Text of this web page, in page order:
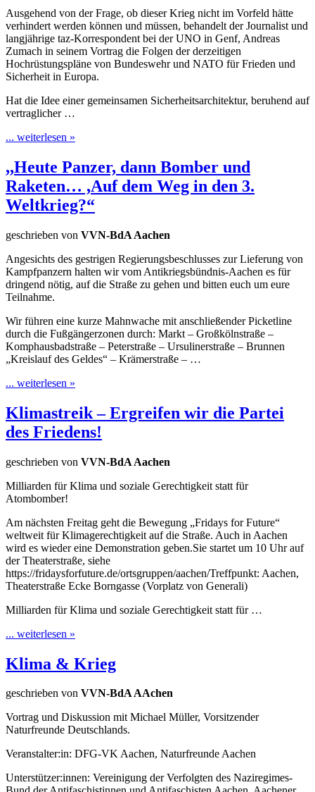
Ausgehend von der Frage, ob dieser Krieg nicht im Vorfeld hätte
verhindert werden können und müssen, behandelt der Journalist und
langjährige taz-Korrespondent bei der UNO in Genf, Andreas
Zumach in seinem Vortrag die Folgen der derzeitigen
Hochrüstungspläne von Bundeswehr und NATO für Frieden und
Sicherheit in Europa.
Hat die Idee einer gemeinsamen Sicherheitsarchitektur, beruhend auf
vertraglicher …
... weiterlesen »
,,Heute Panzer, dann Bomber und
Raketen… ,Auf dem Weg in den 3.
Weltkrieg?“
geschrieben von VVN-BdA Aachen
Angesichts des gestrigen Regierungsbeschlusses zur Lieferung von
Kampfpanzern halten wir vom Antikriegsbündnis-Aachen es für
dringend nötig, auf die Straße zu gehen und bitten euch um eure
Teilnahme.
Wir führen eine kurze Mahnwache mit anschließender Picketline
durch die Fußgängerzonen durch: Markt – Großkölnstraße –
Komphausbadstraße – Peterstraße – Ursulinerstraße – Brunnen
„Kreislauf des Geldes“ – Krämerstraße – …
... weiterlesen »
Klimastreik – Ergreifen wir die Partei
des Friedens!
geschrieben von VVN-BdA Aachen
Milliarden für Klima und soziale Gerechtigkeit statt für
Atombomber!
Am nächsten Freitag geht die Bewegung „Fridays for Future“
weltweit für Klimagerechtigkeit auf die Straße. Auch in Aachen
wird es wieder eine Demonstration geben.Sie startet um 10 Uhr auf
der Theaterstraße, siehe
https://fridaysforfuture.de/ortsgruppen/aachen/Treffpunkt: Aachen,
Theaterstraße Ecke Borngasse (Vorplatz von Generali)
Milliarden für Klima und soziale Gerechtigkeit statt für …
... weiterlesen »
Klima & Krieg
geschrieben von VVN-BdA AAchen
Vortrag und Diskussion mit Michael Müller, Vorsitzender
Naturfreunde Deutschlands.
Veranstalter:in: DFG-VK Aachen, Naturfreunde Aachen
Unterstützer:innen: Vereinigung der Verfolgten des Naziregimes-